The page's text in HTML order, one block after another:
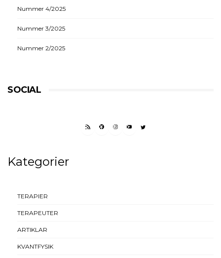
Nummer 4/2025
Nummer 3/2025
Nummer 2/2025
SOCIAL
RSS FEEDFACEBOOK
INSTAGRAM
YOUTUBETWITTER
Kategorier
TERAPIER
TERAPEUTER
ARTIKLAR
KVANTFYSIK